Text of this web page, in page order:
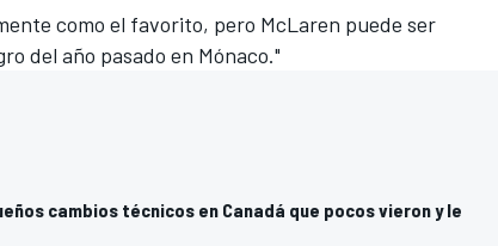
como el favorito, pero McLaren puede ser
del año pasado en Mónaco."
cambios técnicos en Canadá que pocos vieron y le